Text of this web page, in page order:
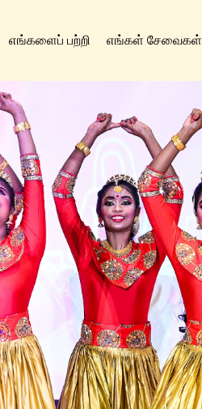
எங்களைப் பற்றி எங்கள் சேவைகள்